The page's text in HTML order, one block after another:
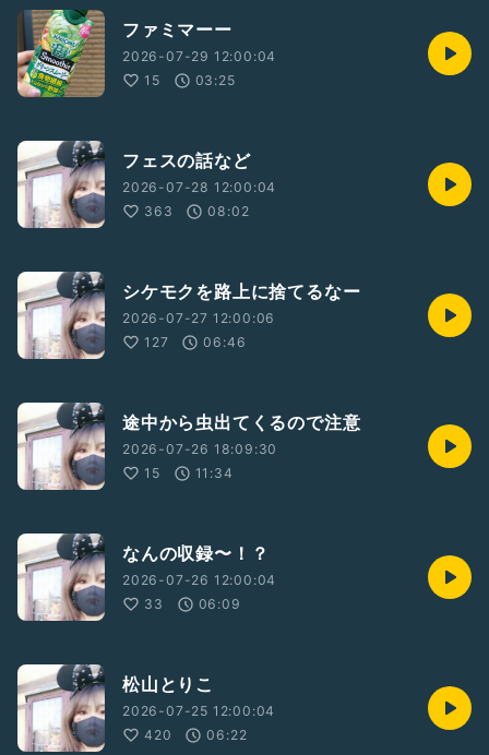
ファミマーー
2026-07-29 12:00:04
15
03:25
フェスの話など
2026-07-28 12:00:04
363
08:02
シケモクを路上に捨てるなー
2026-07-27 12:00:06
127
06:46
途中から虫出てくるので注意
2026-07-26 18:09:30
15
11:34
なんの収録〜！？
2026-07-26 12:00:04
33
06:09
松山とりこ
2026-07-25 12:00:04
420
06:22